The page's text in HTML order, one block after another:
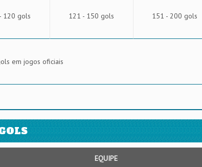
120 gols 121 - 150 gols 151 - 200 gols
em jogos oficiais
EQUIPE